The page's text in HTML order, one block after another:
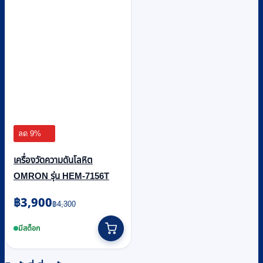
ลด 9%
เครื่องวัดความดันโลหิต
OMRON รุ่น HEM-7156T
฿4,300
Original
price
was:
฿3,900
Current
price
is:มีสต็อก